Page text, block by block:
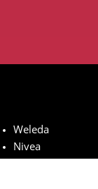
Weleda
Nivea